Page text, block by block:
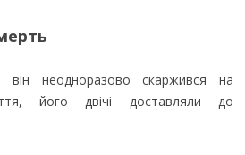
він неодноразово скаржився на
його двічі доставляли до